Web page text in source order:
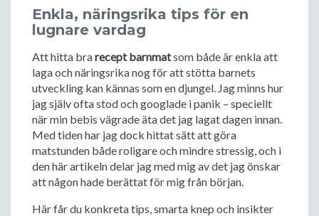
Enkla, näringsrika tips för en
lugnare vardag
Att hitta brarecept barnmatsom både är enkla att
laga och näringsrika nog för att stötta barnets
utveckling kan kännas som en djungel. Jag minns hur
jag själv ofta stod och googlade i panik – speciellt
när min bebis vägrade äta det jag lagat dagen innan.
Med tiden har jag dock hittat sätt att göra
matstunden både roligare och mindre stressig, och i
den här artikeln delar jag med mig av det jag önskar
att någon hade berättat för mig från början.
Här får du konkreta tips, smarta knep och insikter